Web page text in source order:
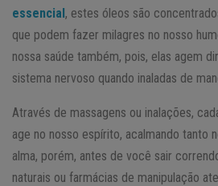
essencial, estes óleos são
que podem fazer milagres no nosso
nossa saúde também, pois, elas agem
sistema nervoso quando inaladas de
Através de massagens ou inalações,
age no nosso espírito, acalmando tanto
alma, porém, antes de você sair
naturais ou farmácias de manipulação